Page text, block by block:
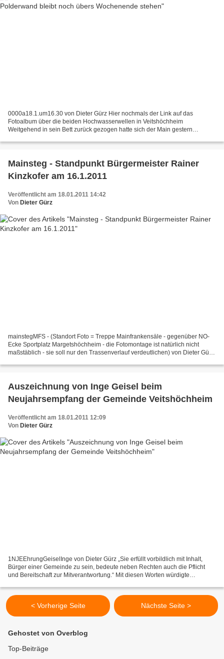
0000a18.1.um16.30 von Dieter Gürz Hier nochmals der Link auf das
Fotoalbum über die beiden Hochwasserwellen in Veitshöchheim
Weitgehend in sein Bett zurück gezogen hatte sich der Main gestern
Mainsteg - Standpunkt Bürgermeister Rainer
Kinzkofer am 16.1.2011
Veröffentlicht am 18.01.2011 14:42
Von Dieter Gürz
mainstegMFS - (Standort Foto = Treppe Mainfrankensäle - gegenüber NO-
Ecke Sportplatz Margetshöchheim - die Fotomontage ist natürlich nicht
maßstäblich - sie soll nur den Trassenverlauf verdeutlichen) von Dieter Gürz
Auszeichnung von Inge Geisel beim
Neujahrsempfang der Gemeinde Veitshöchheim
Veröffentlicht am 18.01.2011 12:09
Von Dieter Gürz
1NJEEhrungGeiselInge von Dieter Gürz „Sie erfüllt vorbildlich mit Inhalt,
Bürger einer Gemeinde zu sein, bedeute neben Rechten auch die Pflicht
und Bereitschaft zur Mitverantwortung.“ Mit diesen Worten würdigte
< Vorherige Seite Nächste Seite >
Gehostet von Overblog
Top-Beiträge